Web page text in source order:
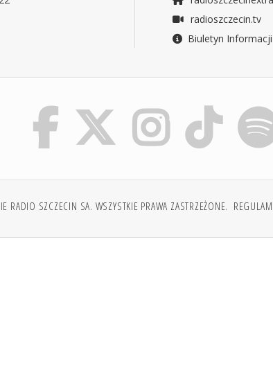
radioszczecin.tv
Biuletyn
RADIO SZCZECIN SA. WSZYSTKIE PRAWA ZASTRZEŻONE.